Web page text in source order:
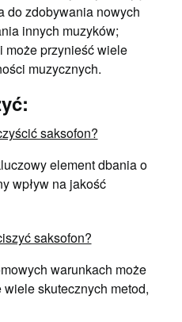
do zdobywania nowych
innych muzyków;
może przynieść wiele
muzycznych.
saksofon?
element dbania o
wpływ na jakość
saksofon?
warunkach może
skutecznych metod,